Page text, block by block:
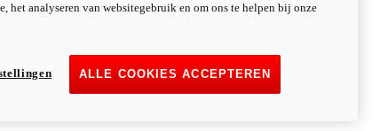
het analyseren van websitegebruik en om ons te helpen bij onze
ALLE COOKIES ACCEPTEREN